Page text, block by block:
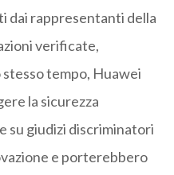
dai rappresentanti della
verificate,
tempo, Huawei
la sicurezza
su giudizi discriminatori
e porterebbero